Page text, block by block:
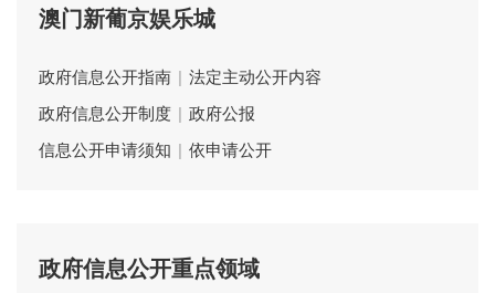
澳门新葡京娱乐城
政府信息公开指南 | 法定主动公开内容
政府信息公开制度 | 政府公报
信息公开申请须知 | 依申请公开
政府信息公开重点领域